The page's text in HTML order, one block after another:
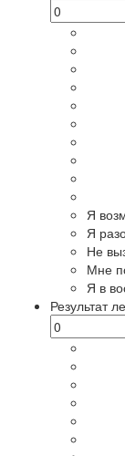
Я
Я
Не
Мне
Я в
Результат